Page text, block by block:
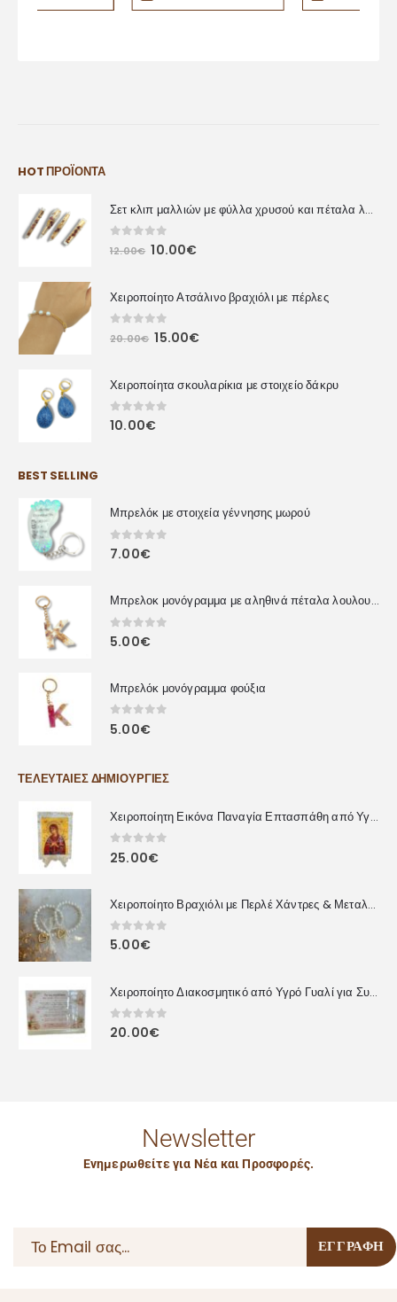
HOT ΠΡΟΪΌΝΤΑ
Σετ κλιπ μαλλιών με φύλλα χρυσού και πέταλα λουλουδιών
out of 5
12.00€ 10.00€
Χειροποίητο Ατσάλινο βραχιόλι με πέρλες
out of 5
20.00€ 15.00€
Χειροποίητα σκουλαρίκια με στοιχείο δάκρυ
0out of 5
10.00€
BEST SELLING
Μπρελόκ με στοιχεία γέννησης μωρού
0 out of 5
7.00€
Μπρελοκ μονόγραμμα με αληθινά πέταλα λουλουδιών
0 out of 5
5.00€
Μπρελόκ μονόγραμμα φούξια
0 out of 5
5.00€
ΤΕΛΕΥΤΑΊΕΣ ΔΗΜΙΟΥΡΓΊΕΣ
Χειροποίητη Εικόνα Παναγία Επτασπάθη από Υγρό Γυαλί
0out of 5
25.00€
Χειροποίητο Βραχιόλι με Περλέ Χάντρες & Μεταλλική Καρδιά
0 out of 5
5.00€
Χειροποίητο Διακοσμητικό από Υγρό Γυαλί για Συναδέλφους – Προσωποποιημένο Δώρο με Αφιέρωση
0out of 5
20.00€
Newsletter
Ενημερωθείτε για Νέα και Προσφορές.